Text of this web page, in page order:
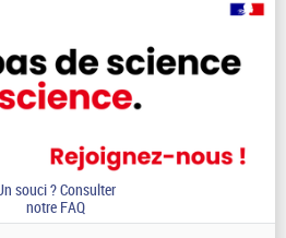
souci ? Consulter
notre FAQ